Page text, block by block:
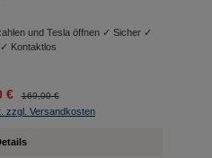
und Tesla öffnen ✓ Sicher ✓
Kontaktlos
€ 169,00 €
zzgl. Versandkosten